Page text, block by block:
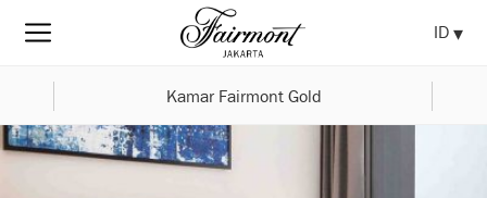
ID
Kamar Fairmont Gold